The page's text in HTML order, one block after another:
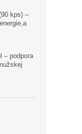
kps) –
– podpora